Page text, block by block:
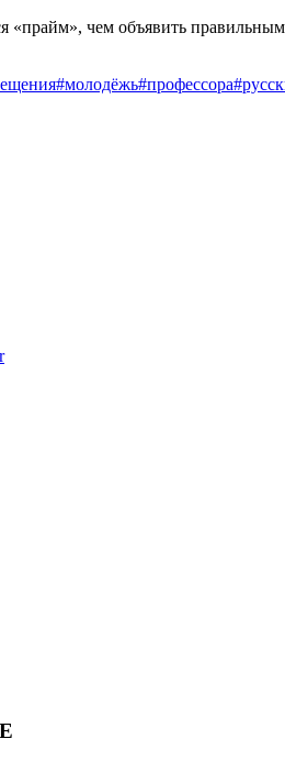
«прайм», чем объявить правильным
#молодёжь#профессора